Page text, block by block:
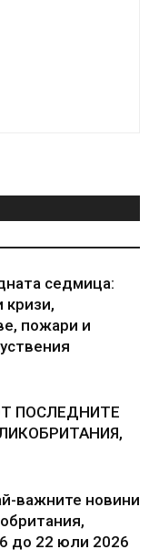
седмица:
кризи,
пожари и
ПОСЛЕДНИТЕ
важните новини
до 22 юли 2026